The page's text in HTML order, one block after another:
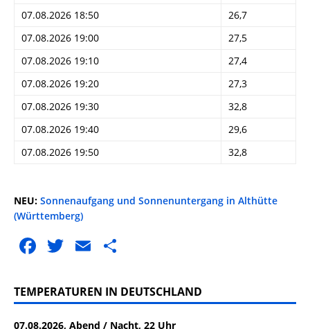
07.08.2026 18:50
26,7
07.08.2026 19:00
27,5
07.08.2026 19:10
27,4
07.08.2026 19:20
27,3
07.08.2026 19:30
32,8
07.08.2026 19:40
29,6
07.08.2026 19:50
32,8
NEU: Sonnenaufgang und Sonnenuntergang in Althütte
(Württemberg)
F
c
e
T
it
te
E
ai
l
le
n
TEMPERATUREN IN DEUTSCHLAND
07.08.2026, Abend / Nacht, 22 Uhr